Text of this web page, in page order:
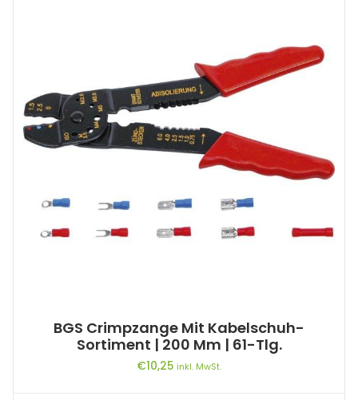
BGS Crimpzange Mit Kabelschuh-
Sortiment | 200 Mm | 61-Tlg.
€10,25 inkl. MwSt.